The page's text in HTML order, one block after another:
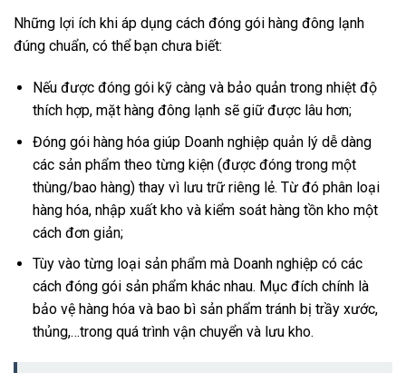
Những lợi ích khi áp dụng cách đóng gói hàng đông lạnh
đúng chuẩn, có thể bạn chưa biết:
Nếu được đóng gói kỹ càng và bảo quản trong nhiệt độ
thích hợp, mặt hàng đông lạnh sẽ giữ được lâu hơn;
Đóng gói hàng hóa giúp Doanh nghiệp quản lý dễ dàng
các sản phẩm theo từng kiện (được đóng trong một
thùng/bao hàng) thay vì lưu trữ riêng lẻ. Từ đó phân loại
hàng hóa, nhập xuất kho và kiểm soát hàng tồn kho một
cách đơn giản;
Tùy vào từng loại sản phẩm mà Doanh nghiệp có các
cách đóng gói sản phẩm khác nhau. Mục đích chính là
bảo vệ hàng hóa và bao bì sản phẩm tránh bị trầy xước,
thủng,…trong quá trình vận chuyển và lưu kho.